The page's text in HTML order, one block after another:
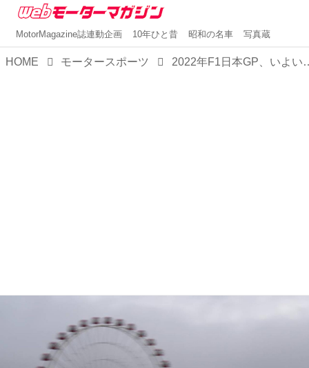
MotorMagazine誌連動企画 10年ひと昔 昭和の名車 写真蔵
HOME モータースポーツ 2022年F1日本GP、いよいよ走行開始、